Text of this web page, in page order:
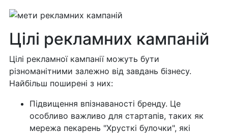
Цілі рекламних кампаній
Цілі рекламної кампанії можуть бути
різноманітними залежно від завдань бізнесу.
Найбільш поширені з них:
Підвищення впізнаваності бренду. Це
особливо важливо для стартапів, таких як
мережа пекарень "Хрусткі булочки", які